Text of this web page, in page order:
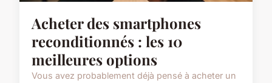
Acheter des smartphones
reconditionnés : les 10
meilleures options
Vous avez probablement déjà pensé à acheter un